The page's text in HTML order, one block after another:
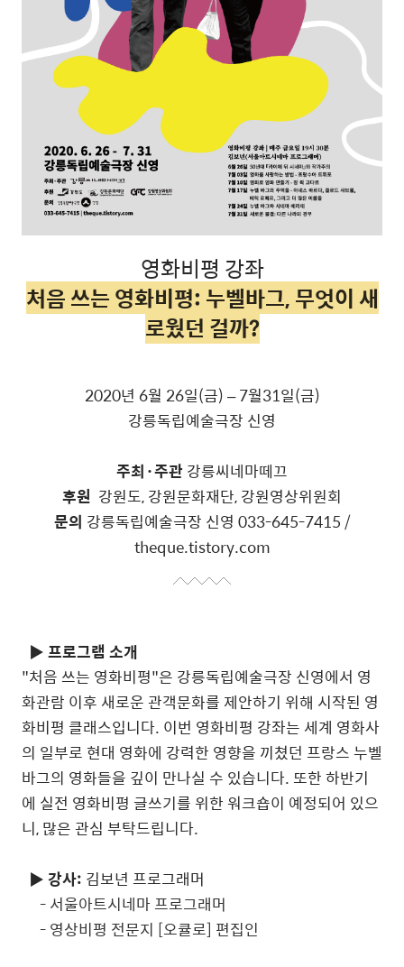
영화비평 강좌
처음 쓰는 영화비평: 누벨바그, 무엇이 새
로웠던 걸까?
2020년 6월 26일(금) – 7월31일(금)
강릉독립예술극장 신영
주최·주관 강릉씨네마떼끄
후원 강원도,강원문화재단,강원영상위원회
문의 강릉독립예술극장 신영 033-645-7415 /
theque.tistory.com
▶프로그램 소개
"처음 쓰는 영화비평"은 강릉독립예술극장 신영에서 영
화관람 이후 새로운 관객문화를 제안하기 위해 시작된 영
화비평 클래스입니다. 이번 영화비평 강좌는 세계 영화사
의 일부로 현대 영화에 강력한 영향을 끼쳤던 프랑스 누벨
바그의 영화들을 깊이 만나실 수 있습니다. 또한 하반기
에 실전 영화비평 글쓰기를 위한 워크숍이 예정되어 있으
니, 많은 관심 부탁드립니다.
▶ 강사: 김보년 프로그래머
- 서울아트시네마 프로그래머
- 영상비평 전문지 [오큘로] 편집인